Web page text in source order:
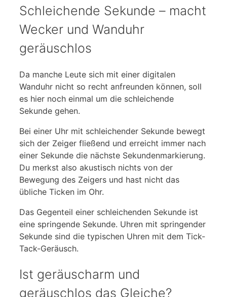
Schleichende Sekunde – macht
Wecker und Wanduhr
geräuschlos
Da manche Leute sich mit einer digitalen
Wanduhr nicht so recht anfreunden können, soll
es hier noch einmal um die schleichende
Sekunde gehen.
Bei einer Uhr mit schleichender Sekunde bewegt
sich der Zeiger fließend und erreicht immer nach
einer Sekunde die nächste Sekundenmarkierung.
Du merkst also akustisch nichts von der
Bewegung des Zeigers und hast nicht das
übliche Ticken im Ohr.
Das Gegenteil einer schleichenden Sekunde ist
eine springende Sekunde. Uhren mit springender
Sekunde sind die typischen Uhren mit dem Tick-
Tack-Geräusch.
Ist geräuscharm und
geräuschlos das Gleiche?